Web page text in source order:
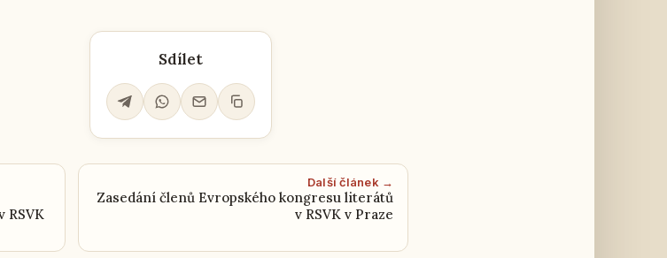
Sdílet
RSVK
Další článek →
Zasedání členů Evropského kongresu literátů
v RSVK v Praze